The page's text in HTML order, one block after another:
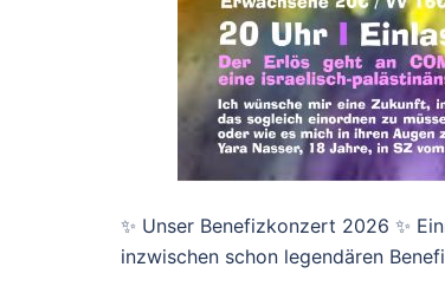
✨ Unser Benefizkonzert 2026 ✨
inzwischen schon legendären